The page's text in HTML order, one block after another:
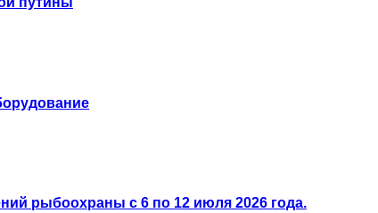
рыбоохраны с 6 по 12 июля 2026 года.